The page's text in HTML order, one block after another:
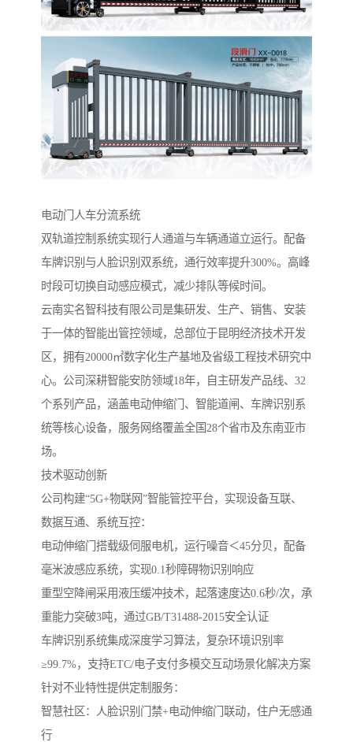
电动门人车分流系统‌
双轨道控制系统实现行人通道与车辆通道立运行。配备
车牌识别与人脸识别双系统，通行效率提升300%。高峰
时段可切换自动感应模式，减少排队等候时间。
云南实名智科技有限公司是集研发、生产、销售、安装
于一体的智能出管控领域，总部位于昆明经济技术开发
区，拥有20000㎡数字化生产基地及省级工程技术研究中
心。公司深耕智能安防领域18年，自主研发产品线、32
个系列产品，涵盖电动伸缩门、智能道闸、车牌识别系
统等核心设备，服务网络覆盖全国28个省市及东南亚市
场。
‌技术驱动创新‌
公司构建“5G+物联网”智能管控平台，实现设备互联、
数据互通、系统互控：
电动伸缩门搭载级伺服电机，运行噪音＜45分贝，配备
毫米波感应系统，实现0.1秒障碍物识别响应
重型空降闸采用液压缓冲技术，起落速度达0.6秒/次，承
重能力突破3吨，通过GB/T31488-2015安全认证
车牌识别系统集成深度学习算法，复杂环境识别率
≥99.7%，支持ETC/电子支付多模交互动场景化解决方案‌
针对不业特性提供定制服务：
‌智慧社区‌：人脸识别门禁+电动伸缩门联动，住户无感通
行